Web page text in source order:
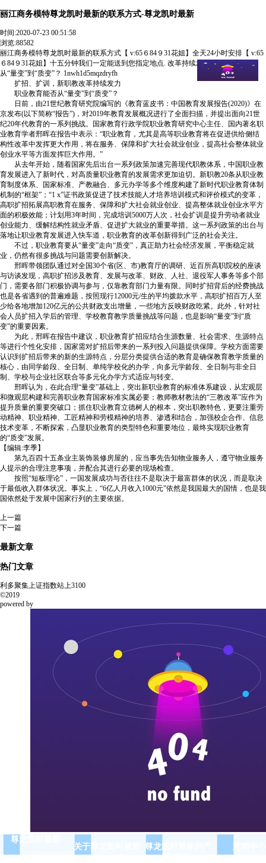
丽江商务模特尊龙凯时最新的联系方式-尊龙凯时最新
时间:2020-07-23 00:51:58
浏览:88582
丽江商务模特尊龙凯时最新的联系方式【 v:65６84９31花姐】全天24小时安排【 v:65
６84９31花姐】十五分钟我们一定能送到您指定地点. 改革持续发力 职业教育能否
从“量变”到“质变”？ 1nwh1d5mqzdryfh
扩招、扩训，新职教改革持续发力
职业教育能否从“量变”到“质变”？
日前，由21世纪教育研究院编写的《教育蓝皮书：中国教育发展报告(2020)》在
京发布(以下简称“报告”)，对2019年教育发展概况进行了全面扫描，并提出面向21世
纪20年代教育的一系列挑战。国家教育行政学院职业教育研究中心主任、国内著名职
业教育学者邢晖在报告中表示：“职业教育，尤其是高等职业教育将在促进供给侧结
构性改革中发挥更大作用，将在服务、保障和扩大社会就业创业，提高社会整体就业
创业水平等方面发挥巨大作用。”
从去年开始，随着国家先后出台一系列政策加速完善现代职教体系，中国职业教
育发展进入了新时代，对高质量职业教育的发展需求更加迫切。新职教20条从职业教
育制度体系、国家标准、产教融合、多元办学等多个维度构建了新时代职业教育体制
机制的“框架”；“1 x”证书政策促进了技术技能人才培养培训模式和评价模式的变革，
高职扩招拓展高职教育在服务、保障和扩大社会就业创业、提高整体就业创业水平方
面的积极效能；计划用3年时间，完成培训5000万人次，社会扩训是提升劳动者就业
创业能力、缓解结构性就业矛盾、促进扩大就业的重要举措。这一系列政策的出台与
落地让职业教育发展进入快车道，职业教育的改革创新得到广泛的社会关注。
不过，职业教育要从“量变”走向“质变”，真正助力社会经济发展，平衡稳定就
业，仍然有很多挑战与问题需要创新解决。
邢晖带领团队通过对全国30个省(区、市)教育厅的调研、近百所高职院校的座谈
与访谈发现，高职扩招涉及教育、发展与改革、财政、人社、退役军人事务等多个部
门，需要各部门积极协调与参与，仅靠教育部门力量有限。同时扩招背后的经费挑战
也是各省遇到的普遍难题，按照现行12000元/生的平均拨款水平，高职扩招百万人至
少给各地增加120亿元的公共财政支出增量，一些地方反映财政吃紧。此外，针对社
会人员扩招入学后的管理、学校教育教学质量挑战等问题，也是影响“量变”到“质
变”的重要因素。
为此，邢晖在报告中建议，职业教育扩招应结合生源数量、社会需求、生源特点
等进行个性化安排，国家需对扩招后带来的一系列投入问题提供保障。学校方面需要
认识到扩招后带来的新的生源特点，分层分类提供合适的教育是确保教育教学质量的
核心，由同学龄段、全日制、单纯学校化的办学，向多元学龄段、全日制与非全日
制、学校与企业社区联合等多元化办学方式适应与转变。
邢晖认为，在此合理“量变”基础上，突出新职业教育的标准体系建设，从宏观层
和微观层构建和完善职业教育国家标准实属必要；教师教材教法的“三教改革”应作为
提升质量的重要突破口；抓住职业教育立德树人的根本，突出职教特色，更要注重劳
动精神、职业精神、工匠精神和劳模精神的培养、渗透和结合，加强校企合作、信息
技术变革，不断探索，凸显职业教育的类型特色和重要地位，最终实现职业教育
的“质变”发展。
【编辑:李季】
第九百四十五条业主装饰装修房屋的，应当事先告知物业服务人，遵守物业服务
人提示的合理注意事项，并配合其进行必要的现场检查。
按照“短板理论”，一国发展成功与否往往不是取决于最富群体的状况，而是取决
于最低收入群体状况。事实上，“6亿人月收入1000元”依然是我国最大的国情，也是我
国依然处于发展中国家行列的主要依据。
上一篇
下一篇
最新文章
热门文章
利多聚集上证指数站上3100
©2019
powered by
尊龙凯时最新
关于尊龙凯时最新
尊龙凯时最新的产
新闻中心